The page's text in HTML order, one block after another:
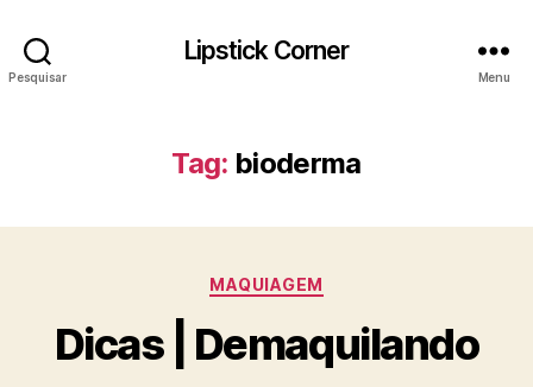
Pesquisar
Lipstick Corner
Menu
Tag: bioderma
Categorias
MAQUIAGEM
Dicas | Demaquilando